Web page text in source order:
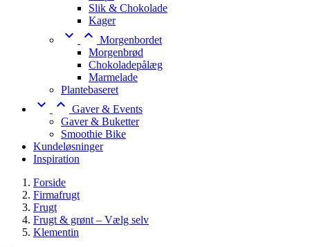
Slik & Chokolade
Kager
  Morgenbordet
Morgenbrød
Chokoladepålæg
Marmelade
Plantebaseret
  Gaver & Events
Gaver & Buketter
Smoothie Bike
Kundeløsninger
Inspiration
Forside
Firmafrugt
Frugt
Frugt & grønt – Vælg selv
Klementin